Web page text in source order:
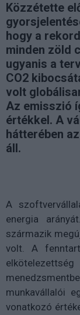
Közzétette
hogy a
minden zöld
ugyanis a
CO2
volt
Az emisszió
értékkel. A
hátterében
áll.
A
energia
származik
volt. A
munkavállalói
vonatkozó